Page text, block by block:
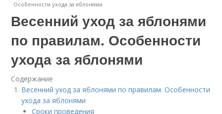
Особенности ухода за яблонями
Весенний уход за яблонями
по правилам. Особенности
ухода за яблонями
Содержание
Весенний уход за яблонями по правилам. Особенности
ухода за яблонями
Сроки проведения